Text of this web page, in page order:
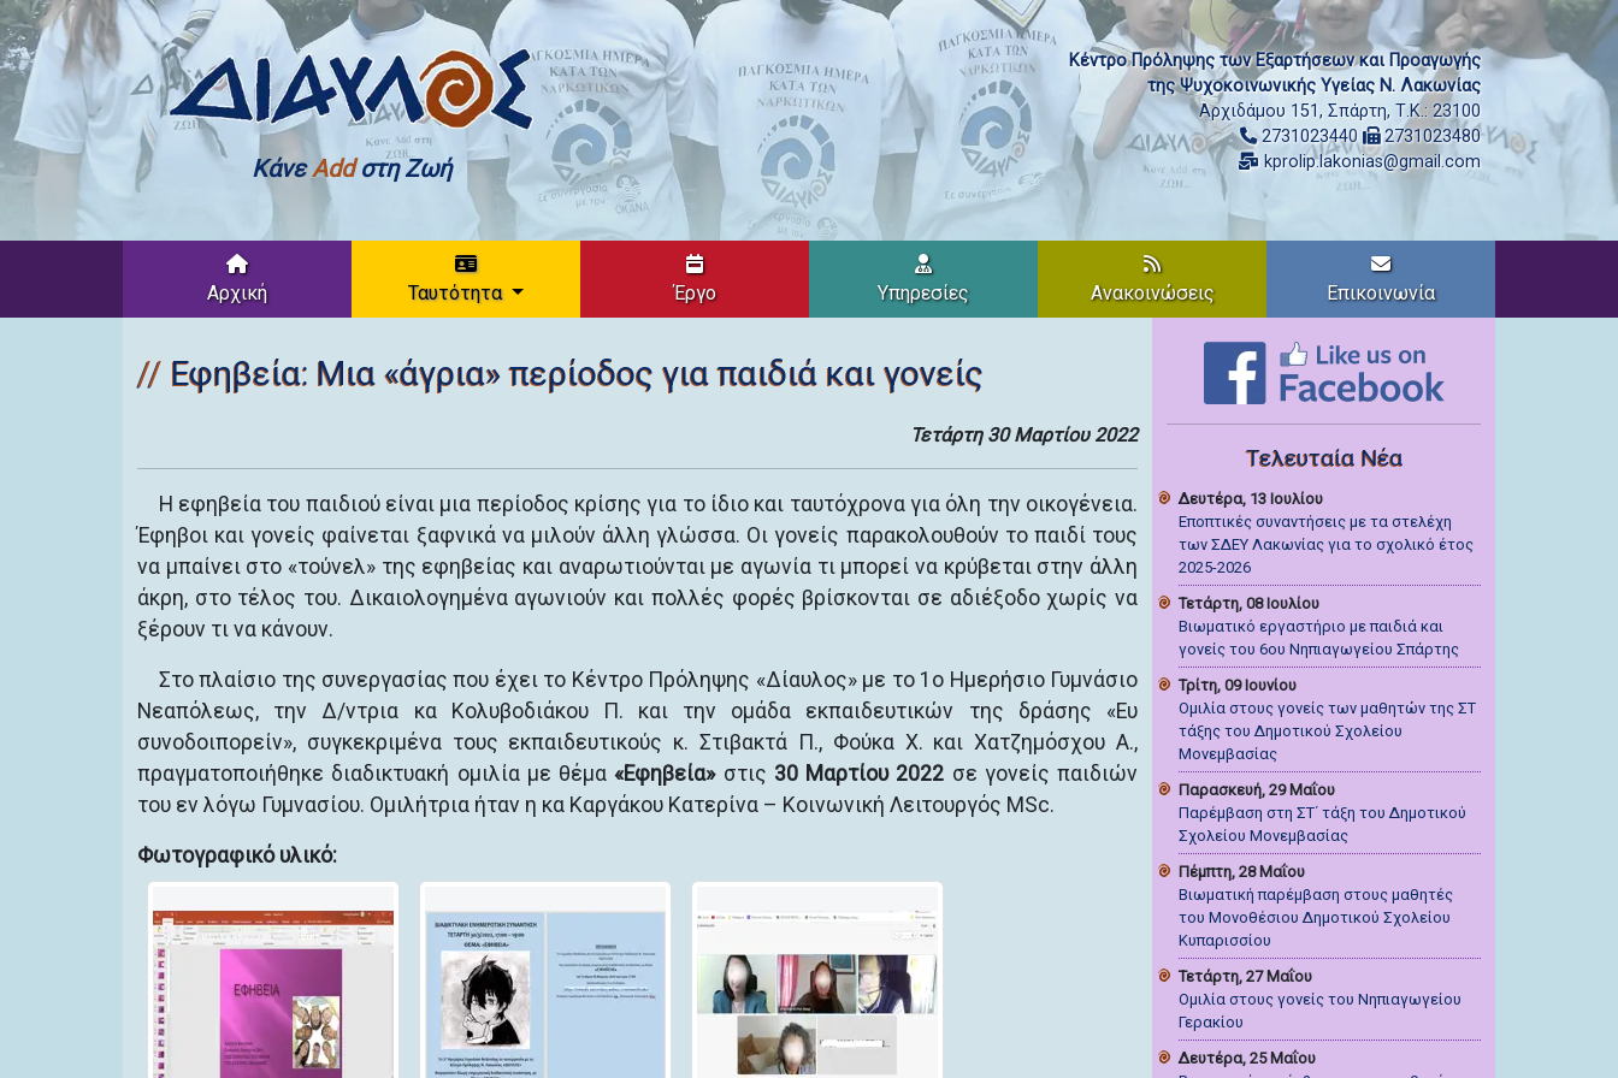
ΚάνεAddστη Ζωή
Κέντρο Πρόληψης των Εξαρτήσεων και Προαγωγής
της Ψυχοκοινωνικής Υγείας Ν. Λακωνίας
Αρχιδάμου 151, Σπάρτη, Τ.Κ.: 23100
2731023440
2731023480
kprolip.lakonias@gmail.com
Αρχική Ταυτότητα Έργο Υπηρεσίες Ανακοινώσεις Επικοινωνία
Εφηβεία: Μια «άγρια» περίοδος για παιδιά και γονείς
Τετάρτη 30 Μαρτίου 2022
Η εφηβεία του παιδιού είναι μια περίοδος κρίσης για το ίδιο και ταυτόχρονα για όλη την οικογένεια.
Έφηβοι και γονείς φαίνεται ξαφνικά να μιλούν άλλη γλώσσα. Οι γονείς παρακολουθούν το παιδί τους
να μπαίνει στο «τούνελ» της εφηβείας και αναρωτιούνται με αγωνία τι μπορεί να κρύβεται στην άλλη
άκρη, στο τέλος του. Δικαιολογημένα αγωνιούν και πολλές φορές βρίσκονται σε αδιέξοδο χωρίς να
ξέρουν τι να κάνουν.
Στο πλαίσιο της συνεργασίας που έχει το Κέντρο Πρόληψης «Δίαυλος» με το 1ο Ημερήσιο Γυμνάσιο
Νεαπόλεως, την Δ/ντρια κα Κολυβοδιάκου Π. και την ομάδα εκπαιδευτικών της δράσης «Ευ
συνοδοιπορείν», συγκεκριμένα τους εκπαιδευτικούς κ. Στιβακτά Π., Φούκα Χ. και Χατζημόσχου Α.,
πραγματοποιήθηκε διαδικτυακή ομιλία με θέμα«Εφηβεία»στις 30 Μαρτίου 2022 σε γονείς παιδιών
του εν λόγω Γυμνασίου. Ομιλήτρια ήταν η κα Καργάκου Κατερίνα – Κοινωνική Λειτουργός MSc.
Φωτογραφικό υλικό:
Τελευταία Νέα
Δευτέρα, 13 Ιουλίου
Εποπτικές συναντήσεις με τα στελέχη
των ΣΔΕΥ Λακωνίας για το σχολικό έτος
2025-2026
Τετάρτη, 08 Ιουλίου
Βιωματικό εργαστήριο με παιδιά και
γονείς του 6ου Νηπιαγωγείου Σπάρτης
Τρίτη, 09 Ιουνίου
Ομιλία στους γονείς των μαθητών της ΣΤ
τάξης του Δημοτικού Σχολείου
Μονεμβασίας
Παρασκευή, 29 Μαΐου
Παρέμβαση στη ΣΤ΄ τάξη του Δημοτικού
Σχολείου Μονεμβασίας
Πέμπτη, 28 Μαΐου
Βιωματική παρέμβαση στους μαθητές
του Μονοθέσιου Δημοτικού Σχολείου
Κυπαρισσίου
Τετάρτη, 27 Μαΐου
Ομιλία στους γονείς του Νηπιαγωγείου
Γερακίου
Δευτέρα, 25 Μαΐου